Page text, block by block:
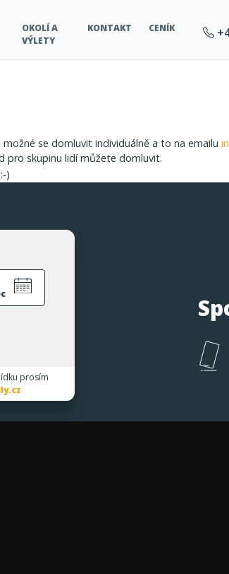
OKOLÍ A
VÝLETY
KONTAKT CENÍK
se domluvit individuálně a to na emailu
pro skupinu lidí můžete domluvit.
)
prosím